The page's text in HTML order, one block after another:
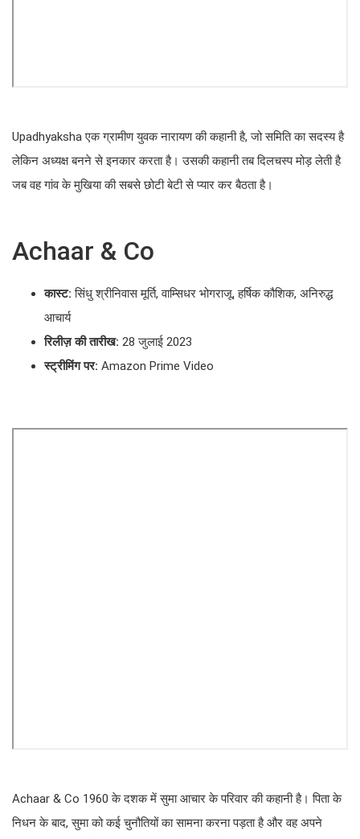
Upadhyaksha एक ग्रामीण युवक नारायण की कहानी है, जो समिति का सदस्य है
लेकिन अध्यक्ष बनने से इनकार करता है। उसकी कहानी तब दिलचस्प मोड़ लेती है
जब वह गांव के मुखिया की सबसे छोटी बेटी से प्यार कर बैठता है।
Achaar & Co
कास्ट:सिंधु श्रीनिवास मूर्ति, वाम्सिधर भोगराजू, हर्षिक कौशिक, अनिरुद्ध
आचार्य
रिलीज़ की तारीख: 28 जुलाई 2023
स्ट्रीमिंग पर: Amazon Prime Video
Achaar & Co 1960 के दशक में सुमा आचार के परिवार की कहानी है। पिता के
निधन के बाद, सुमा को कई चुनौतियों का सामना करना पड़ता है और वह अपने